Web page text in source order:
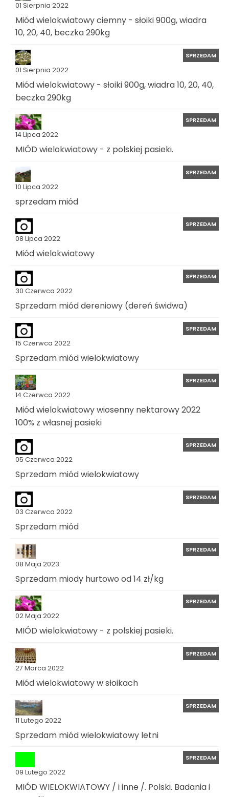
01 Sierpnia 2022
Miód wielokwiatowy ciemny - słoiki 900g, wiadra
10, 20, 40, beczka 290kg
01 Sierpnia 2022
SPRZEDAM
Miód wielokwiatowy - słoiki 900g, wiadra 10, 20, 40,
beczka 290kg
14 Lipca 2022
SPRZEDAM
MIÓD wielokwiatowy - z polskiej pasieki.
10 Lipca 2022
SPRZEDAM
sprzedam miód
08 Lipca 2022
SPRZEDAM
Miód wielokwiatowy
30 Czerwca 2022
SPRZEDAM
Sprzedam miód dereniowy (dereń świdwa)
15 Czerwca 2022
SPRZEDAM
Sprzedam miód wielokwiatowy
14 Czerwca 2022
SPRZEDAM
Miód wielokwiatowy wiosenny nektarowy 2022
100% z własnej pasieki
05 Czerwca 2022
SPRZEDAM
Sprzedam miód wielokwiatowy
03 Czerwca 2022
SPRZEDAM
Sprzedam miód
08 Maja 2023
SPRZEDAM
Sprzedam miody hurtowo od 14 zł/kg
02 Maja 2022
SPRZEDAM
MIÓD wielokwiatowy - z polskiej pasieki.
27 Marca 2022
SPRZEDAM
Miód wielokwiatowy w słoikach
11 Lutego 2022
SPRZEDAM
Sprzedam miód wielokwiatowy letni
09 Lutego 2022
SPRZEDAM
MIÓD WIELOKWIATOWY / i inne /. Polski. Badania i